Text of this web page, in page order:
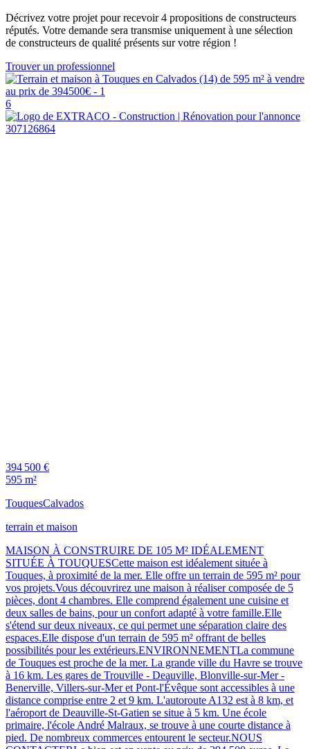
Décrivez votre projet pour recevoir 4 propositions de constructeurs
réputés. Votre demande sera transmise uniquement à une sélection
de constructeurs de qualité présents sur votre région !
Trouver un professionnel
6
394 500 €
595 m²
TouquesCalvados
terrain et maison
MAISON À CONSTRUIRE DE 105 M² IDÉALEMENT
SITUÉE À TOUQUESCette maison est idéalement située à
Touques, à proximité de la mer. Elle offre un terrain de 595 m² pour
vos projets.Vous découvrirez une maison à réaliser composée de 5
pièces, dont 4 chambres. Elle comprend également une cuisine et
deux salles de bains, pour un confort adapté à votre famille.Elle
s'étend sur deux niveaux, ce qui permet une séparation claire des
espaces.Elle dispose d'un terrain de 595 m² offrant de belles
possibilités pour les extérieurs.ENVIRONNEMENTLa commune
de Touques est proche de la mer. La grande ville du Havre se trouve
à 16 km. Les gares de Trouville - Deauville, Blonville-sur-Mer -
Benerville, Villers-sur-Mer et Pont-l'Évêque sont accessibles à une
distance comprise entre 2 et 9 km. L'autoroute A132 est à 8 km, et
l'aéroport de Deauville-St-Gatien se situe à 5 km. Une école
primaire, l'école André Malraux, se trouve à une courte distance à
pied. De nombreux commerces entourent le secteur.NOUS